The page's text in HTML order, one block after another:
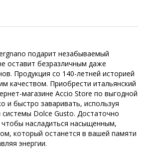
подарит незабываемый
оставит безразличным даже
Продукция со 140-летней историей
качеством. Приобрести итальянский
магазине Accio Store по выгодной
и быстро заваривать, используя
Dolce Gusto. Достаточно
чтобы насладиться насыщенным,
который останется в вашей памяти
энергии.